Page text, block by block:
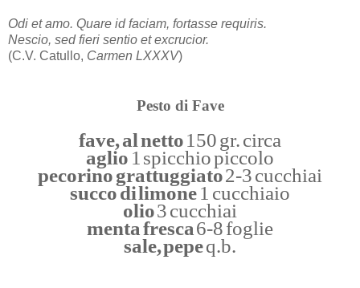
Odi et amo. Quare id faciam, fortasse requiris.
Nescio, sed fieri sentio et excrucior.
(C.V. Catullo, Carmen LXXXV)
Pesto di Fave
fave, al netto150 gr. circa
aglio 1 spicchio piccolo
pecorino grattuggiato2-3 cucchiai
succo di limone1 cucchiaio
olio3 cucchiai
menta fresca6-8 foglie
sale, pepeq.b.